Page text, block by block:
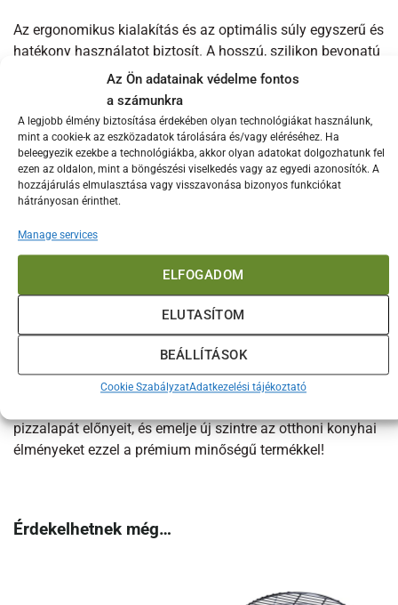
Az Ön adatainak védelme fontos
a számunkra
A legjobb élmény biztosítása érdekében olyan technológiákat használunk,
mint a cookie-k az eszközadatok tárolására és/vagy eléréséhez. Ha
beleegyezik ezekbe a technológiákba, akkor olyan adatokat dolgozhatunk fel
ezen az oldalon, mint a böngészési viselkedés vagy az egyedi azonosítók. A
hozzájárulás elmulasztása vagy visszavonása bizonyos funkciókat
hátrányosan érinthet.
Manage services
ELFOGADOM
ELUTASÍTOM
BEÁLLÍTÁSOK
Cookie SzabályzatAdatkezelési tájékoztató
Az ergonomikus kialakítás és az optimális súly egyszerű és
hatékony használatot biztosít. A hosszú, szilikon bevonatú
fogantyú segítségével könnyedén elérheti a sütő belsejét
anélkül, hogy megégetné a kezét, miközben
csúszásmentes és stabil fogást nyújt. A lapát speciálisan
kialakított felülete segít megelőzni, hogy a tészta vagy a
feltétek lecsússzanak, így a pizzakészítés zökkenőmentes
és élvezetes folyamattá válik.
anyagokból készül, így hosszú éveken át megbízható társa
lesz a sütésben. A rozsdamentes acél felület könnyen
tisztítható, ellenáll a szennyeződéseknek, valamint kiváló
hőállósággal rendelkezik, így magas hőfokon is megőrzi
hanem stílusos és elegáns kiegészítője is a sütés és
pizzalapát előnyeit, és emelje új szintre az otthoni konyhai
élményeket ezzel a prémium minőségű termékkel!
Érdekelhetnek még…